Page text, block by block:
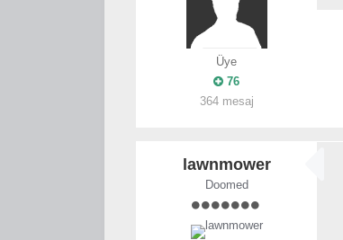
Üye
76
364 mesaj
lawnmower
Doomed